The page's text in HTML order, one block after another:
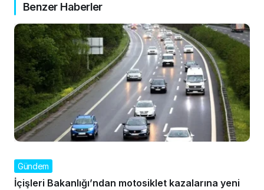
Benzer Haberler
Gündem
İçişleri Bakanlığı’ndan motosiklet kazalarına yeni